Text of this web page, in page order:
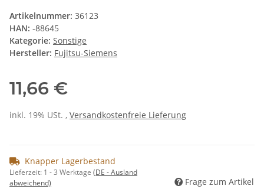
Artikelnummer: 36123
HAN: -88645
Kategorie: Sonstige
Hersteller: Fujitsu-Siemens
11,66 €
inkl. 19% USt. , Versandkostenfreie Lieferung
Knapper Lagerbestand
Lieferzeit: 1 - 3 Werktage (DE - Ausland
abweichend)
Frage zum Artikel